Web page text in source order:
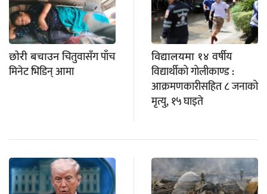
छोरी बचाउनचितुवासँग पाँच
मिनेट भिडिन् आमा
विद्यालयमा १४वर्षीय
विद्यार्थीको गोलीकाण्ड :
आक्रमणकारीसहित ८ जनाको
मृत्यु, १५ घाइते